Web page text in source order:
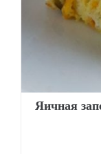
Яичная